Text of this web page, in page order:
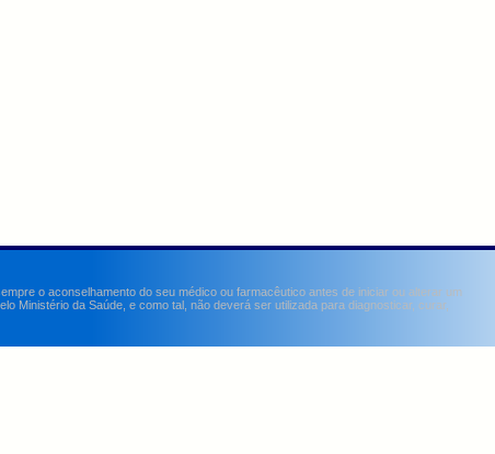
o aconselhamento do seu médico ou farmacêutico antes de iniciar ou alterar um
Ministério da Saúde, e como tal, não deverá ser utilizada para diagnosticar, curar,